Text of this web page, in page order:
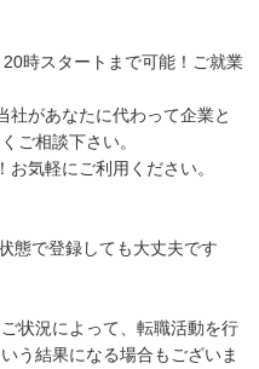
時スタートまで可能！ご就業
社があなたに代わって企業と
ご相談下さい。
気軽にご利用ください。
態で登録しても大丈夫です
状況によって、転職活動を行
う結果になる場合もございま